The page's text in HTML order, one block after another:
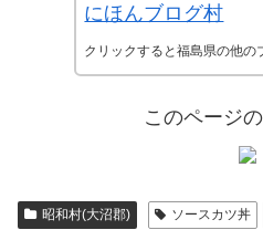
にほんブログ村
クリックすると福島県の他の
このページ
昭和村(大沼郡) ソースカツ丼